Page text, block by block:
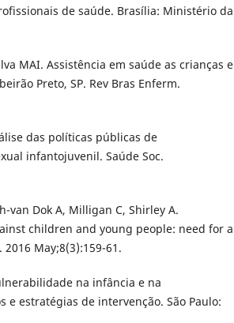
de saúde. Brasília: Ministério da
MAI. Assistência em saúde as crianças e
Preto, SP. Rev Bras Enferm.
das políticas públicas de
infantojuvenil. Saúde Soc.
van Dok A, Milligan C, Shirley A.
children and young people: need for a
May;8(3):159-61.
na infância e na
e estratégias de intervenção. São Paulo: